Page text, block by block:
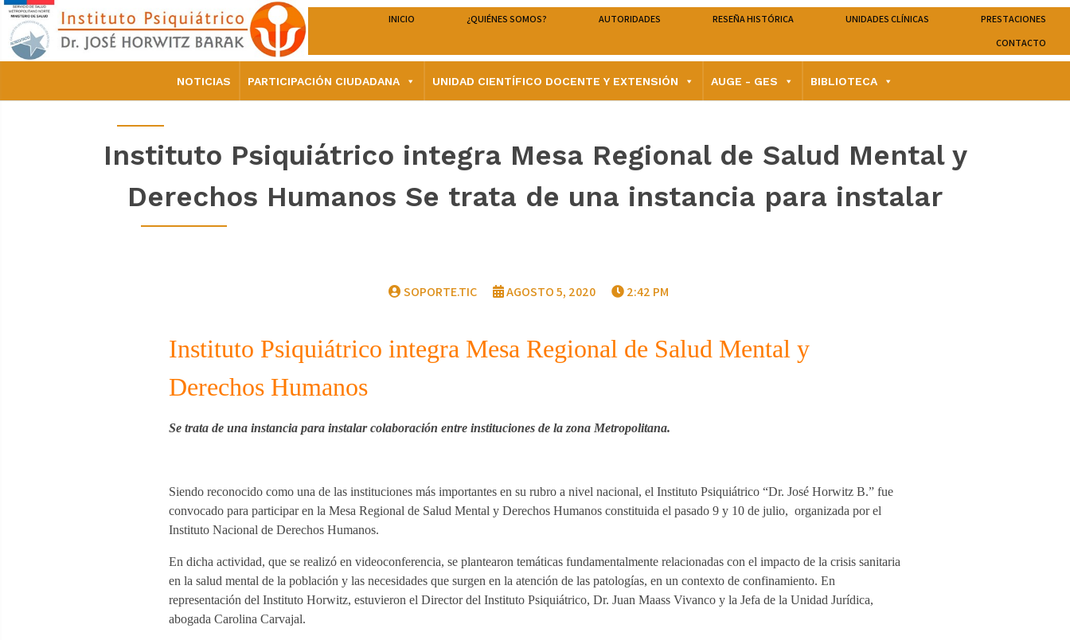
INICIO ¿QUIÉNES SOMOS? AUTORIDADES RESEÑA HISTÓRICA UNIDADES CLÍNICAS
PRESTACIONES
CONTACTO
NOTICIAS PARTICIPACIÓN CIUDADANA UNIDAD CIENTÍFICO DOCENTE Y EXTENSIÓN AUGE - GES BIBLIOTECA
Instituto Psiquiátrico integra Mesa Regional de Salud Mental y
Derechos Humanos Se trata de una instancia para instalar
SOPORTE.TIC AGOSTO 5, 2020 2:42 PM
Instituto Psiquiátrico integra Mesa Regional de Salud Mental y
Derechos Humanos
Se trata de una instancia para instalar colaboración entre instituciones de la zona Metropolitana.
Siendo reconocido como una de las instituciones más importantes en su rubro a nivel nacional, el Instituto Psiquiátrico “Dr. José Horwitz B.” fue
convocado para participar en la Mesa Regional de Salud Mental y Derechos Humanos constituida el pasado 9 y 10 de julio, organizada por el
Instituto Nacional de Derechos Humanos.
En dicha actividad, que se realizó en videoconferencia, se plantearon temáticas fundamentalmente relacionadas con el impacto de la crisis sanitaria
en la salud mental de la población y las necesidades que surgen en la atención de las patologías, en un contexto de confinamiento. En
representación del Instituto Horwitz, estuvieron el Director del Instituto Psiquiátrico, Dr. Juan Maass Vivanco y la Jefa de la Unidad Jurídica,
abogada Carolina Carvajal.